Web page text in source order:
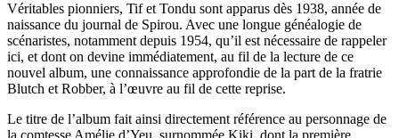
Véritables pionniers, Tif et Tondu sont apparus dès 1938, année de
naissance du journal de Spirou. Avec une longue généalogie de
scénaristes, notamment depuis 1954, qu’il est nécessaire de rappeler
ici, et dont on devine immédiatement, au fil de la lecture de ce
nouvel album, une connaissance approfondie de la part de la fratrie
Blutch et Robber, à l’œuvre au fil de cette reprise.
Le titre de l’album fait ainsi directement référence au personnage de